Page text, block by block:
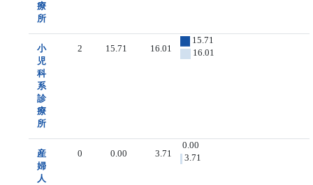
療
所
小
児
科
系
診
療
所
2 15.71 16.01
15.71
16.01
産
婦
人
0 0.00 3.71
0.00
3.71